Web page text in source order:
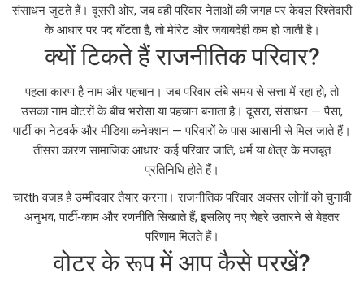
संसाधन जुटते हैं। दूसरी ओर, जब वही परिवार नेताओं की जगह पर केवल रिश्तेदारी
के आधार पर पद बाँटता है, तो मेरिट और जवाबदेही कम हो जाती है।
क्यों टिकते हैं राजनीतिक परिवार?
पहला कारण है नाम और पहचान। जब परिवार लंबे समय से सत्ता में रहा हो, तो
उसका नाम वोटरों के बीच भरोसा या पहचान बनाता है। दूसरा, संसाधन — पैसा,
पार्टी का नेटवर्क और मीडिया कनेक्शन — परिवारों के पास आसानी से मिल जाते हैं।
तीसरा कारण सामाजिक आधार: कई परिवार जाति, धर्म या क्षेत्र के मजबूत
प्रतिनिधि होते हैं।
चारth वजह है उम्मीदवार तैयार करना। राजनीतिक परिवार अक्सर लोगों को चुनावी
अनुभव, पार्टी‑काम और रणनीति सिखाते हैं, इसलिए नए चेहरे उतारने से बेहतर
परिणाम मिलते हैं।
वोटर के रूप में आप कैसे परखें?